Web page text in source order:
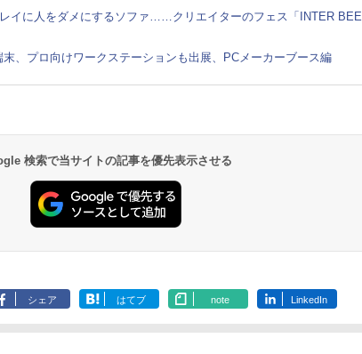
イに人をダメにするソファ……クリエイターのフェス「INTER BEE
、プロ向けワークステーションも出展、PCメーカーブース編
検索で当サイトの記事を優先表示させる
シェア はてブ note LinkedIn